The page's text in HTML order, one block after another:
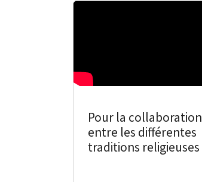
Pour la collaboration
entre les différentes
traditions religieuses